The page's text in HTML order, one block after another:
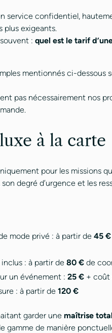
service confidentiel,
plus exigeants.
: quel est le tarif
mentionnés ci-dessous
pas nécessairement nos
à la carte
pour les missions
degré d’urgence et les
mode privé : à partir de 45 €
: à partir de 80 € de
un événement : 25 € + coût
: à partir de 120 €
garder une maîtrise
gamme de manière